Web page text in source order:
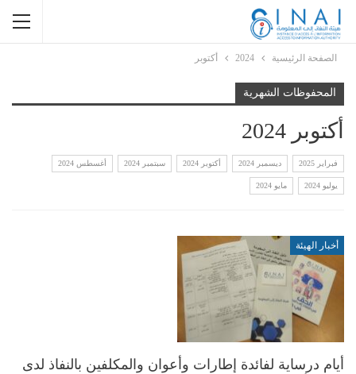
الصفحة الرئيسية 2024 أكتوبر
المحفوظات الشهرية
أكتوبر 2024
فبراير 2025 ديسمبر 2024 أكتوبر 2024 سبتمبر 2024 أغسطس 2024
يوليو 2024 مايو 2024
أخبار الهيئة
أيام درساية لفائدة إطارات وأعوان والمكلفين بالنفاذ لدى